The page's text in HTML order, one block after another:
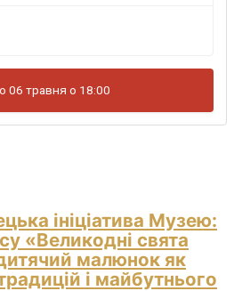
06 травня о 18:00
ініціатива Музею:
«Великодні свята
малюнок як
і майбутнього